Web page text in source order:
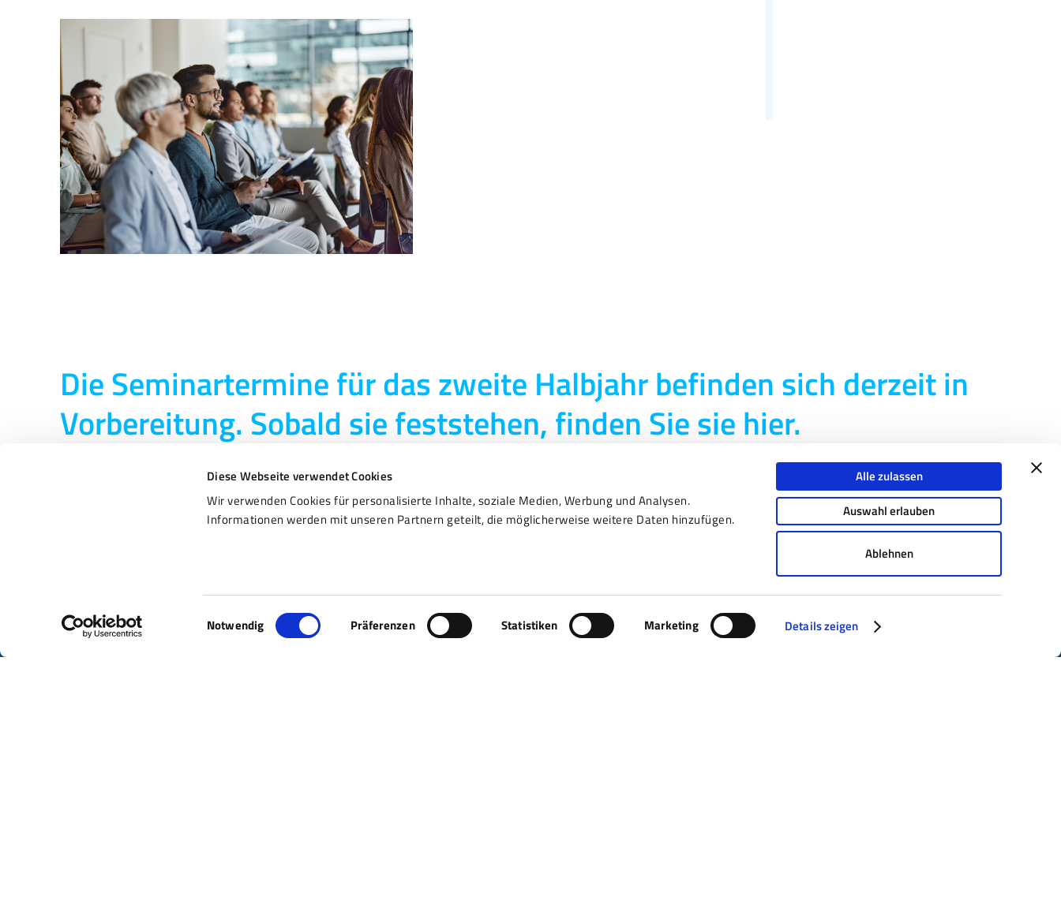
Diese Webseite verwendet Cookies
Wir verwenden Cookies für personalisierte Inhalte, soziale Medien, Werbung und Analysen.
Informationen werden mit unseren Partnern geteilt, die möglicherweise weitere Daten hinzufügen.
Einwilligungsauswahl
Notwendig Präferenzen Statistiken Marketing Details zeigen
Alle zulassen
Auswahl erlauben
Ablehnen
Die Seminartermine für das zweite Halbjahr befinden sich derzeit in
Vorbereitung. Sobald sie feststehen, finden Sie sie hier.